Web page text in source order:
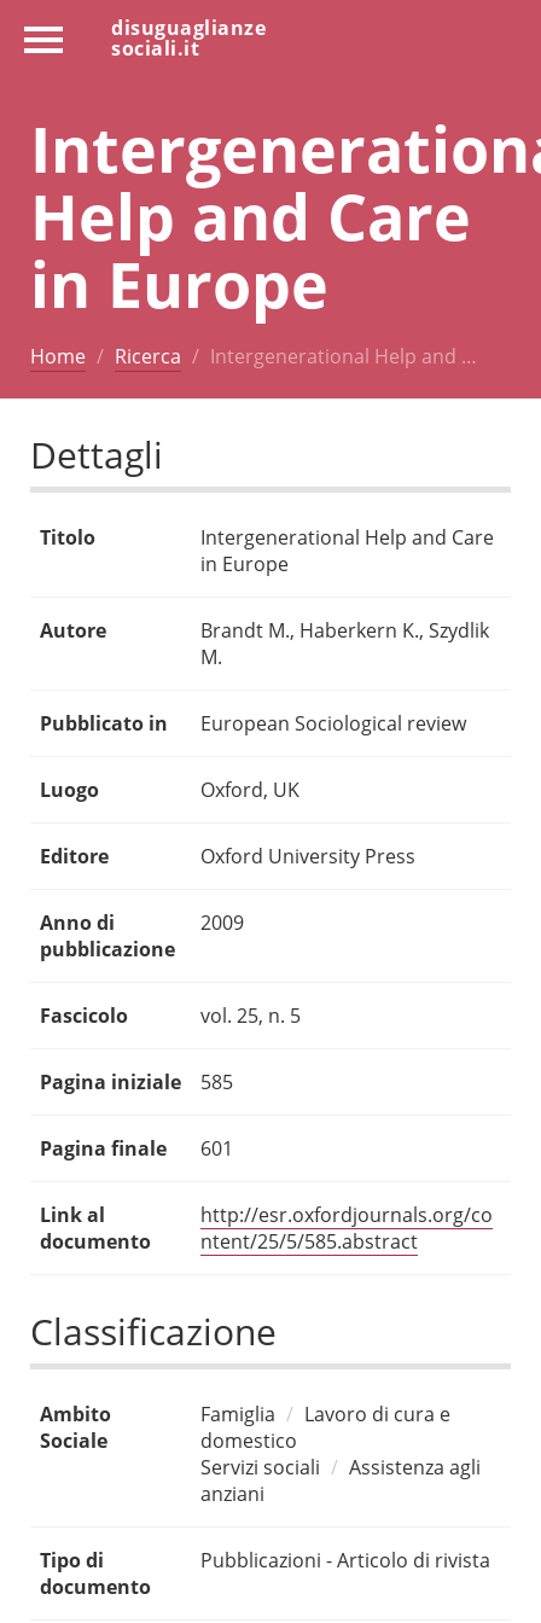
disuguaglianze
sociali.it
Help and Care
in Europe
Home Ricerca Intergenerational Help and …
Dettagli
Titolo
Intergenerational Help and Care
in Europe
Autore
Brandt M., Haberkern K., Szydlik
M.
Pubblicato in European Sociological review
Luogo Oxford, UK
Editore Oxford University Press
Anno di
pubblicazione
2009
Fascicolo vol. 25, n. 5
Pagina iniziale 585
Pagina finale 601
Link al
documento
http://esr.oxfordjournals.org/co
ntent/25/5/585.abstract
Classificazione
Ambito
Sociale
Famiglia
Lavoro di cura e
domestico
Servizi sociali
Assistenza agli
anziani
Tipo di
documento
Pubblicazioni - Articolo di rivista